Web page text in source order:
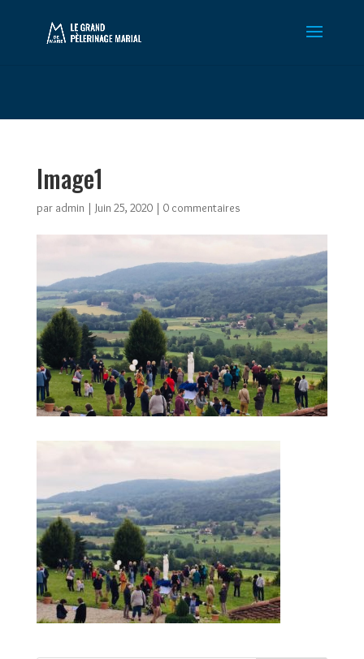
: Constant WP_CRON_LOCK_TIMEOUT already defined in
/htdocs/wp-config.phpon line
Image1
par admin | Juin 25, 2020| 0 commentaires